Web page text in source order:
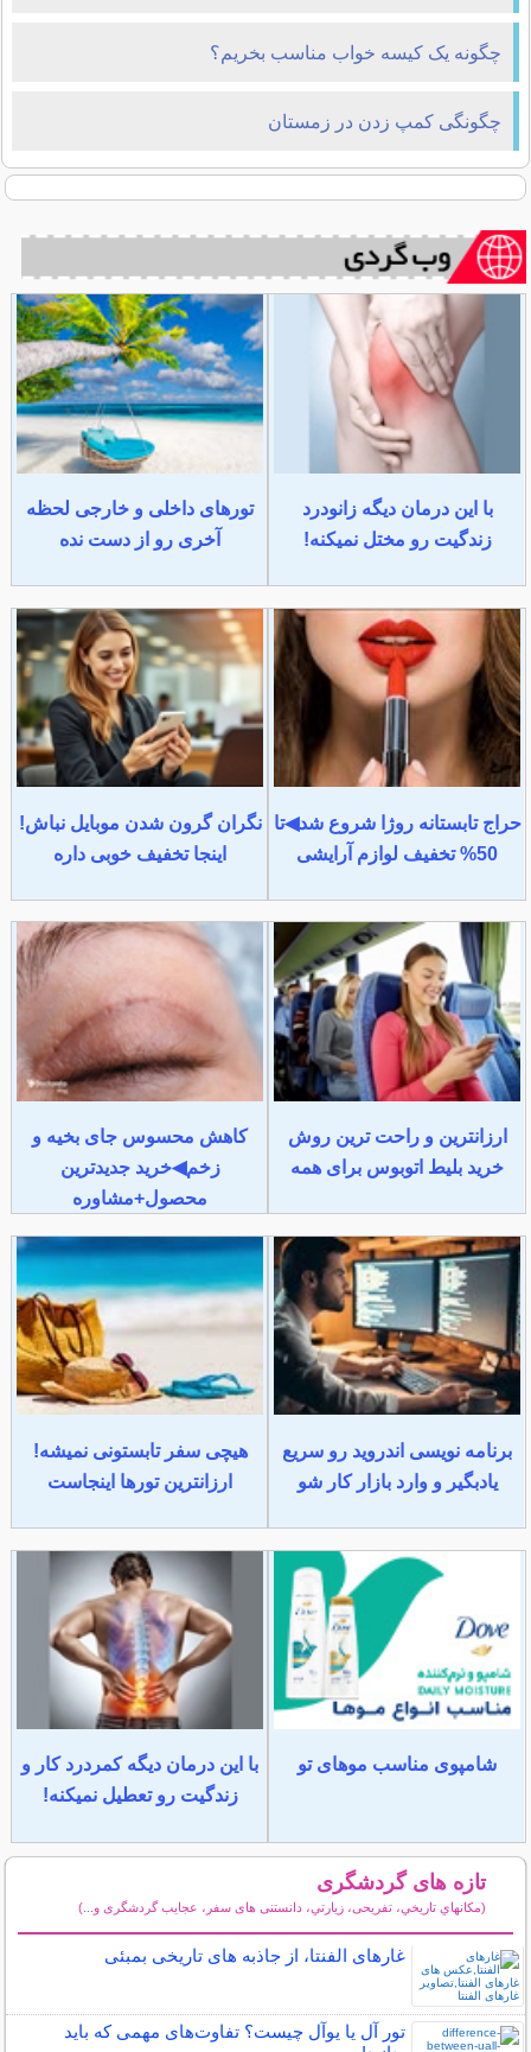
چگونه یک کیسه خواب مناسب بخریم؟
چگونگی کمپ زدن در زمستان
با این درمان دیگه زانودرد
زندگیت رو مختل نمیکنه!
تورهای داخلی و خارجی لحظه
آخری رو از دست نده
حراج تابستانه روژا شروع شد◀تا
50% تخفیف لوازم آرایشی
نگران گرون شدن موبایل نباش!
اینجا تخفیف خوبی داره
ارزانترین و راحت ترین روش
خرید بلیط اتوبوس برای همه
کاهش محسوس جای بخیه و
زخم◀خرید جدیدترین
محصول+مشاوره
برنامه نویسی اندروید رو سریع
یادبگیر و وارد بازار کار شو
هیچی سفر تابستونی نمیشه!
ارزانترین تورها اینجاست
شامپوی مناسب موهای تو
با این درمان دیگه کمردرد کار و
زندگیت رو تعطیل نمیکنه!
تازه های گردشگری
(مكانهاي تاريخي، تفریحی، زيارتي، دانستنی های سفر، عجایب گردشگری و...)
غارهای الفنتا، از جاذبه های تاریخی بمبئی
تور آل یا یوآل چیست؟ تفاوت‌های مهمی که باید